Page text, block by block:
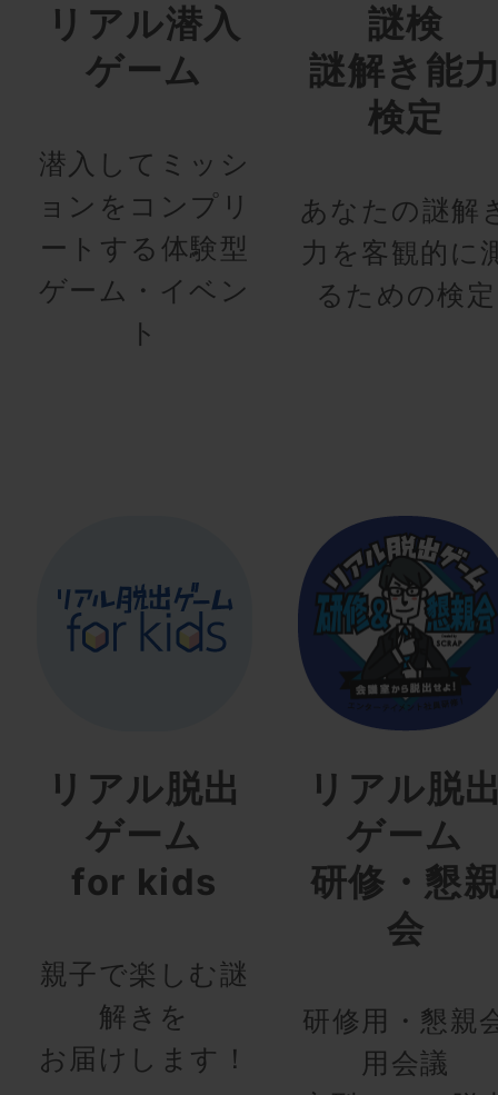
リアル潜入
ゲーム
潜入してミッシ
ョンをコンプリ
ートする体験型
ゲーム・イベン
ト
謎検
謎解き能
検定
あなたの謎解
力を客観的に
るための検定
リアル脱出
ゲーム
for kids
親子で楽しむ謎
解きを
お届けします！
リアル脱
ゲーム
研修・懇
会
研修用・懇親
用会議